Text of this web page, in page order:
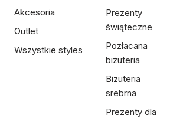
Akcesoria
Outlet
Wszystkie styles
Prezenty
świąteczne
Pozłacana
biżuteria
Biżuteria
srebrna
Prezenty dla